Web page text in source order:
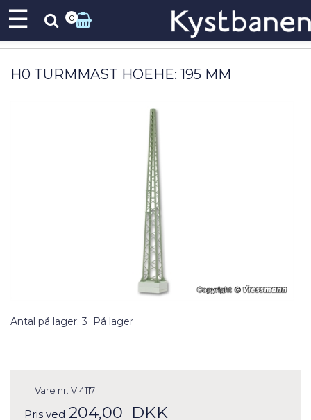
☰ 0
H0 TURMMAST HOEHE: 195 MM
Antal på lager: 3 På lager
Vare nr. VI4117
Pris ved 204,00 DKK